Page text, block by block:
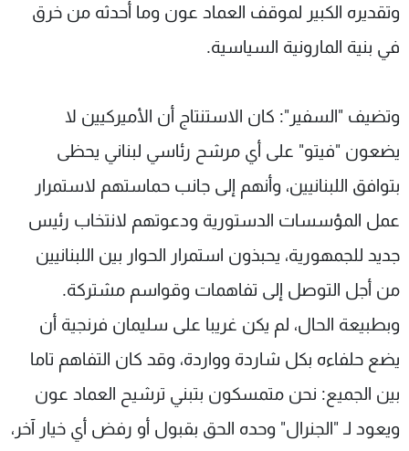
وتقديره الكبير لموقف العماد عون وما أحدثه من خرق
في بنية المارونية السياسية.
وتضيف "السفير": كان الاستنتاج أن الأميركيين لا
يضعون "فيتو" على أي مرشح رئاسي لبناني يحظى
بتوافق اللبنانيين، وأنهم إلى جانب حماستهم لاستمرار
عمل المؤسسات الدستورية ودعوتهم لانتخاب رئيس
جديد للجمهورية، يحبذون استمرار الحوار بين اللبنانيين
من أجل التوصل إلى تفاهمات وقواسم مشتركة.
وبطبيعة الحال، لم يكن غريبا على سليمان فرنجية أن
يضع حلفاءه بكل شاردة وواردة، وقد كان التفاهم تاما
بين الجميع: نحن متمسكون بتبني ترشيح العماد عون
ويعود لـ "الجنرال" وحده الحق بقبول أو رفض أي خيار آخر،